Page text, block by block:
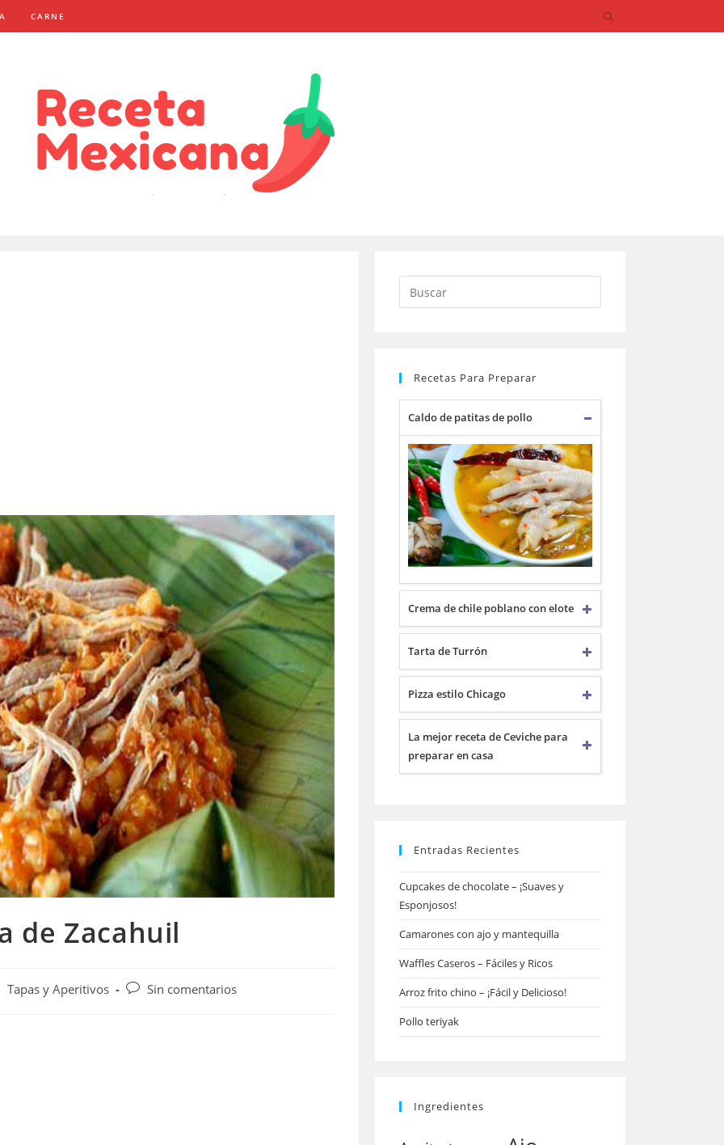
CARNE
de Zacahuil
Tapas y Aperitivos
Comentarios
Sin comentarios
Buscar:
Recetas Para Preparar
Caldo de patitas de pollo
Crema de chile poblano con elote
Tarta de Turrón
Pizza estilo Chicago
La mejor receta de Ceviche para
preparar en casa
Entradas Recientes
Cupcakes de chocolate – ¡Suaves y
Esponjosos!
Camarones con ajo y mantequilla
Waffles Caseros – Fáciles y Ricos
Arroz frito chino – ¡Fácil y Delicioso!
Pollo teriyak
Ingredientes